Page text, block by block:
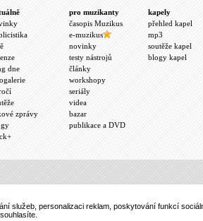
dne
zprávy
pro muzikanty
časopis Muzikus
e-muzikus
novinky
testy nástrojů
články
workshopy
seriály
videa
bazar
publikace a DVD
kapely
přehled kapel
mp3
soutěže kapel
blogy kapel
služeb, personalizaci reklam, poskytování funkcí